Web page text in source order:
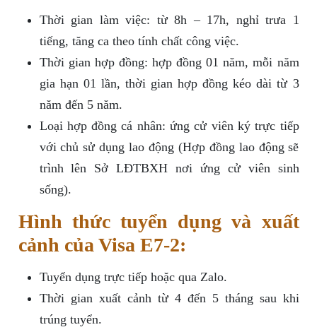
Thời gian làm việc: từ 8h – 17h, nghỉ trưa 1
tiếng, tăng ca theo tính chất công việc.
Thời gian hợp đồng: hợp đồng 01 năm, mỗi năm
gia hạn 01 lần, thời gian hợp đồng kéo dài từ 3
năm đến 5 năm.
Loại hợp đồng cá nhân: ứng cử viên ký trực tiếp
với chủ sử dụng lao động (Hợp đồng lao động sẽ
trình lên Sở LĐTBXH nơi ứng cử viên sinh
sống).
Hình thức tuyển dụng và xuất
cảnh của Visa E7-2:
Tuyển dụng trực tiếp hoặc qua Zalo.
Thời gian xuất cảnh từ 4 đến 5 tháng sau khi
trúng tuyển.